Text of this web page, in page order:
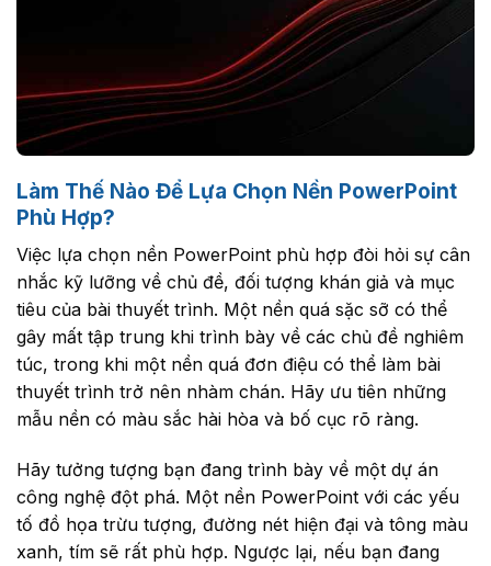
Làm Thế Nào Để Lựa Chọn Nền PowerPoint
Phù Hợp?
Việc lựa chọn nền PowerPoint phù hợp đòi hỏi sự cân
nhắc kỹ lưỡng về chủ đề, đối tượng khán giả và mục
tiêu của bài thuyết trình. Một nền quá sặc sỡ có thể
gây mất tập trung khi trình bày về các chủ đề nghiêm
túc, trong khi một nền quá đơn điệu có thể làm bài
thuyết trình trở nên nhàm chán. Hãy ưu tiên những
mẫu nền có màu sắc hài hòa và bố cục rõ ràng.
Hãy tưởng tượng bạn đang trình bày về một dự án
công nghệ đột phá. Một nền PowerPoint với các yếu
tố đồ họa trừu tượng, đường nét hiện đại và tông màu
xanh, tím sẽ rất phù hợp. Ngược lại, nếu bạn đang